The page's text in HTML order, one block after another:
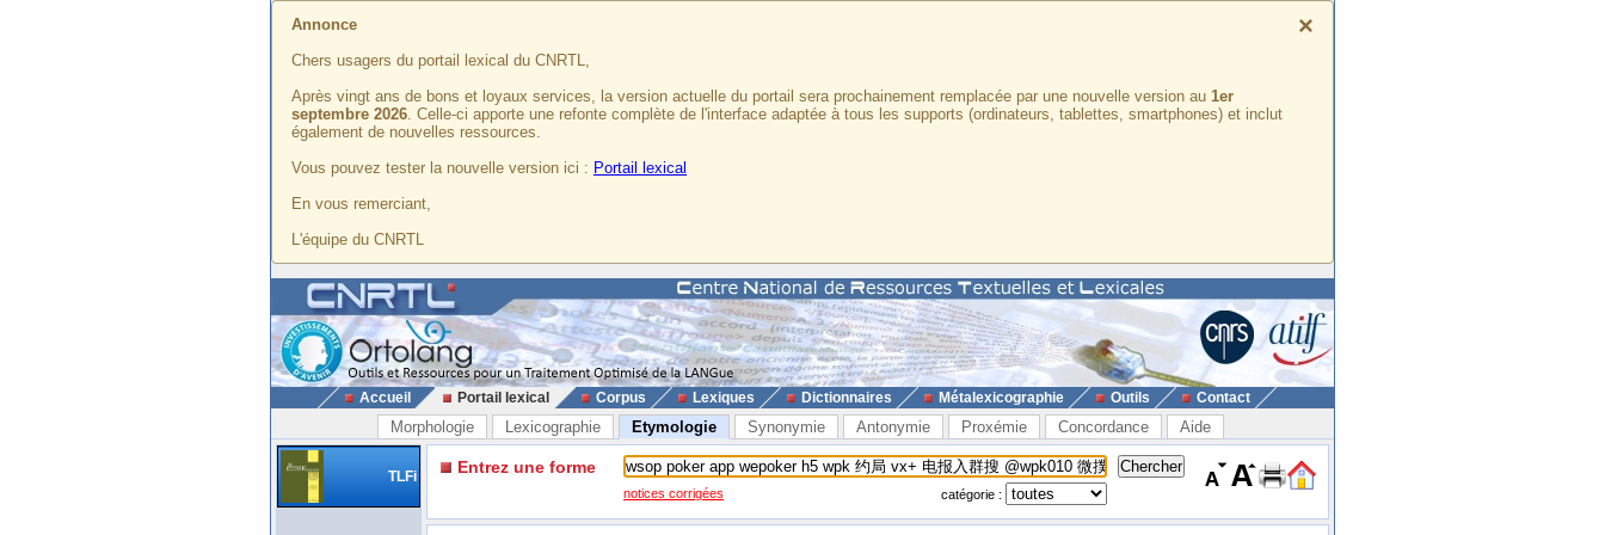
×
Annonce
Chers usagers du portail lexical du CNRTL,
Après vingt ans de bons et loyaux services, la version actuelle du portail sera prochainement remplacée par une nouvelle version au 1er
septembre 2026. Celle-ci apporte une refonte complète de l'interface adaptée à tous les supports (ordinateurs, tablettes, smartphones) et inclut
également de nouvelles ressources.
Vous pouvez tester la nouvelle version ici : Portail lexical
En vous remerciant,
L'équipe du CNRTL
Accueil Portail lexical Corpus Lexiques Dictionnaires Métalexicographie Outils Contact
Morphologie Lexicographie Etymologie Synonymie Antonymie Proxémie Concordance Aide
TLFi Entrez une forme
notices corrigées catégorie :